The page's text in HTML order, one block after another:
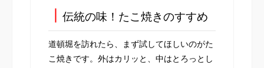
伝統の味！たこ焼きのすすめ
道頓堀を訪れたら、まず試してほしいのがた
こ焼きです。外はカリッと、中はとろっとし